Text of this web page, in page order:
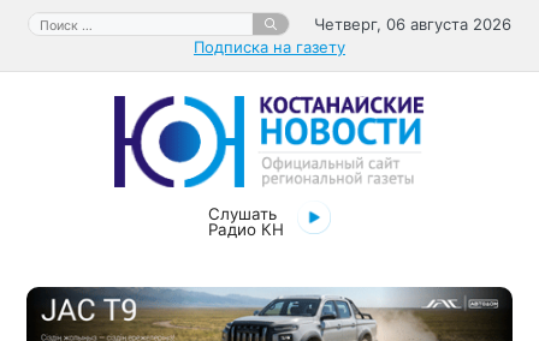
Перейти
содержимому
Поиск:
Четверг, 06 августа 2026
Подписка на газету
Слушать
Радио КН